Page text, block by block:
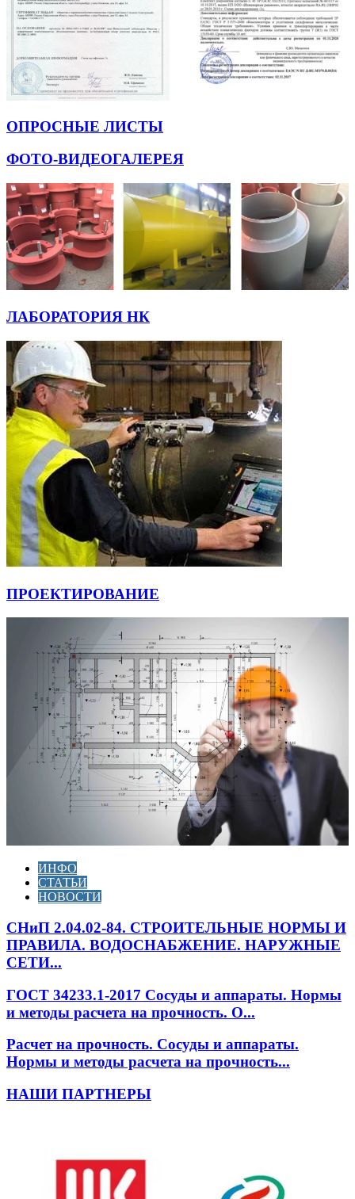
ОПРОСНЫЕ ЛИСТЫ
ФОТО-ВИДЕОГАЛЕРЕЯ
ЛАБОРАТОРИЯ НК
ПРОЕКТИРОВАНИЕ
ИНФО
СТАТЬИ
НОВОСТИ
СНиП 2.04.02-84. СТРОИТЕЛЬНЫЕ НОРМЫ И
ПРАВИЛА. ВОДОСНАБЖЕНИЕ. НАРУЖНЫЕ
СЕТИ...
ГОСТ 34233.1-2017 Сосуды и аппараты. Нормы
и методы расчета на прочность. О...
Расчет на прочность. Сосуды и аппараты.
Нормы и методы расчета на прочность...
НАШИ ПАРТНЕРЫ